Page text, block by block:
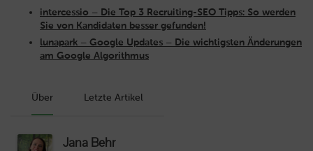
intercessio – Die Top 3 Recruiting-SEO Tipps: So werden
Sie von Kandidaten besser gefunden!
lunapark – Google Updates – Die wichtigsten Änderungen
am Google Algorithmus
Über Letzte Artikel
Jana Behr